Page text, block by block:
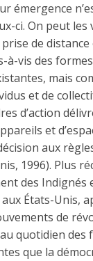
émergence
ci. On peut les
de
à-vis des formes
mais
et de
d’action
et
aux
1996). Plus
des Indignés
États-Unis,
de
quotidien des
que la